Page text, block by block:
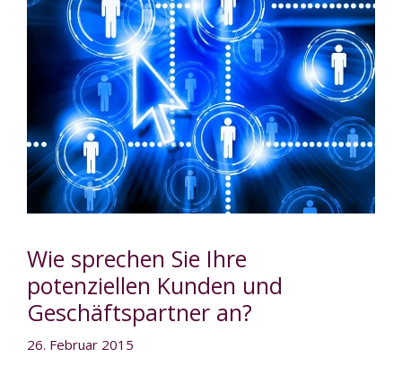
Wie sprechen Sie Ihre
potenziellen Kunden und
Geschäftspartner an?
26. Februar 2015